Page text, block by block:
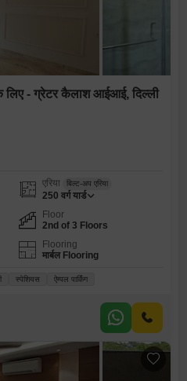
लिए - ग्रेटर कैलाश आईआई, दिल्ली
एरिया बिल्ट-अप एरिया
250 वर्ग यार्ड
Floor
2nd of 3 Floors
Flooring
मार्बल Flooring
स्पेशियस ऐम्पल पार्किंग